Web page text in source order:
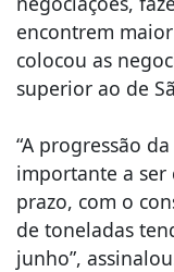
encontrem
colocou as
superior ao de
“A progressão
importante a ser
prazo, com o
de toneladas
junho”,